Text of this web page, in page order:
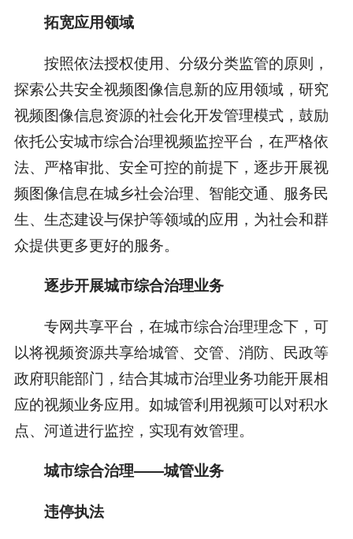
拓宽应用领域
按照依法授权使用、分级分类监管的原则，
探索公共安全视频图像信息新的应用领域，研究
视频图像信息资源的社会化开发管理模式，鼓励
依托公安城市综合治理视频监控平台，在严格依
法、严格审批、安全可控的前提下，逐步开展视
频图像信息在城乡社会治理、智能交通、服务民
生、生态建设与保护等领域的应用，为社会和群
众提供更多更好的服务。
逐步开展城市综合治理业务
专网共享平台，在城市综合治理理念下，可
以将视频资源共享给城管、交管、消防、民政等
政府职能部门，结合其城市治理业务功能开展相
应的视频业务应用。如城管利用视频可以对积水
点、河道进行监控，实现有效管理。
城市综合治理——城管业务
违停执法